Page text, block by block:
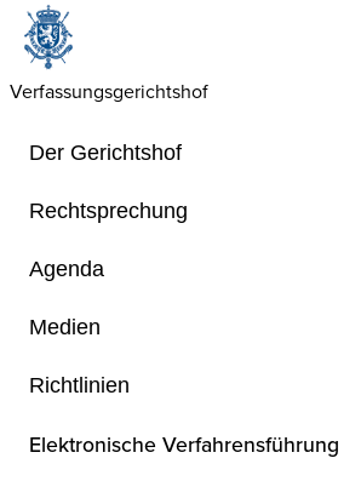
Verfassungsgerichtshof
Der Gerichtshof
Rechtsprechung
Agenda
Medien
Richtlinien
Elektronische Verfahrensführung
französischer und